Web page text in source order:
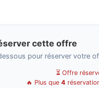
cette offre
pour réserver votre
⏳ Offre
🔥 Plus que 4